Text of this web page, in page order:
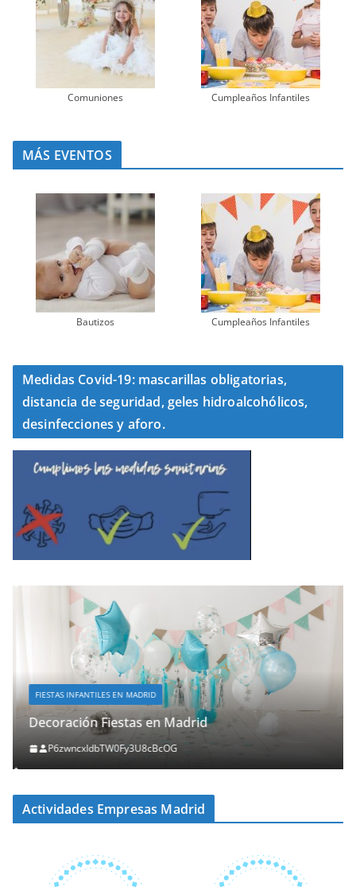
Comuniones Cumpleaños Infantiles
MÁS EVENTOS
Bautizos Cumpleaños Infantiles
Medidas Covid-19: mascarillas obligatorias,
distancia de seguridad, geles hidroalcohólicos,
desinfecciones y aforo.
FIESTAS INFANTILES EN MADRID
Decoración Fiestas en Madrid
P6zwncxIdbTW0Fy3U8cBcOG
Actividades Empresas Madrid